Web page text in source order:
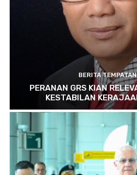
BERITA TEMPATAN
PERANAN GRS KIAN
KESTABILAN